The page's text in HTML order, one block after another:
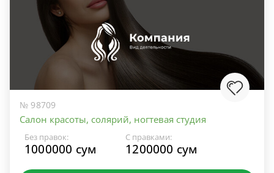
№ 98709
Салон красоты, солярий, ногтевая студия
Без правок:
1000000 сум
С правками:
1200000 сум